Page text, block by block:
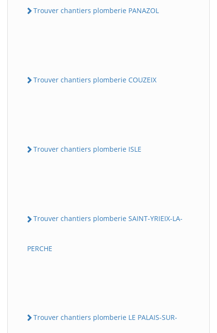
Trouver chantiers plomberie PANAZOL
Trouver chantiers plomberie COUZEIX
Trouver chantiers plomberie ISLE
Trouver chantiers plomberie SAINT-YRIEIX-LA-
PERCHE
Trouver chantiers plomberie LE PALAIS-SUR-